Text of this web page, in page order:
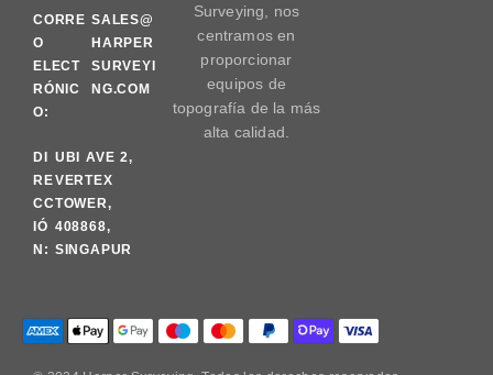
CORRE
O
ELECT
RÓNIC
O:
SALES@
HARPER
SURVEYI
NG.COM
DI
RE
CC
IÓ
N:
UBI AVE 2,
VERTEX
TOWER,
408868,
SINGAPUR
Surveying, nos
centramos en
proporcionar
equipos de
topografía de la más
alta calidad.